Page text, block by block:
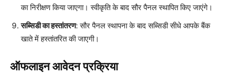
का निरीक्षण किया जाएगा। स्वीकृति के बाद सौर पैनल स्थापित किए जाएंगे।
सब्सिडी का हस्तांतरण: सौर पैनल स्थापना के बाद सब्सिडी सीधे आपके बैंक
खाते में हस्तांतरित की जाएगी।
ऑफलाइन आवेदन प्रक्रिया